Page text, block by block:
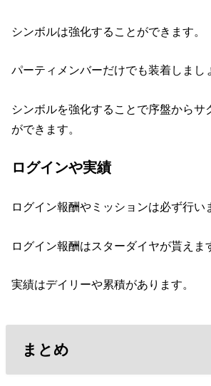
シンボルは強化することができます。
パーティメンバーだけでも装着しまし
シンボルを強化することで序盤からサ
ができます。
ログインや実績
ログイン報酬やミッションは必ず行い
ログイン報酬はスターダイヤが貰えま
実績はデイリーや累積があります。
まとめ